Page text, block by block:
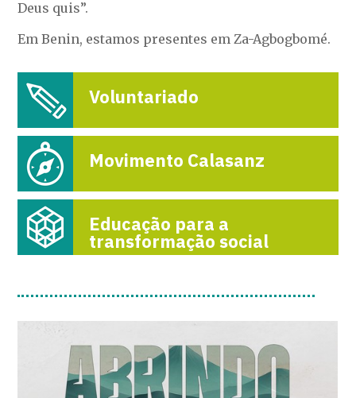
Deus quis”.
Em Benin, estamos presentes em Za-Agbogbomé.
Voluntariado
Movimento Calasanz
Educação para a
transformação social